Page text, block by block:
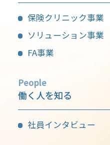
保険クリニック事業
ソリューション事業
FA事業
People
働く人を知る
社員インタビュー